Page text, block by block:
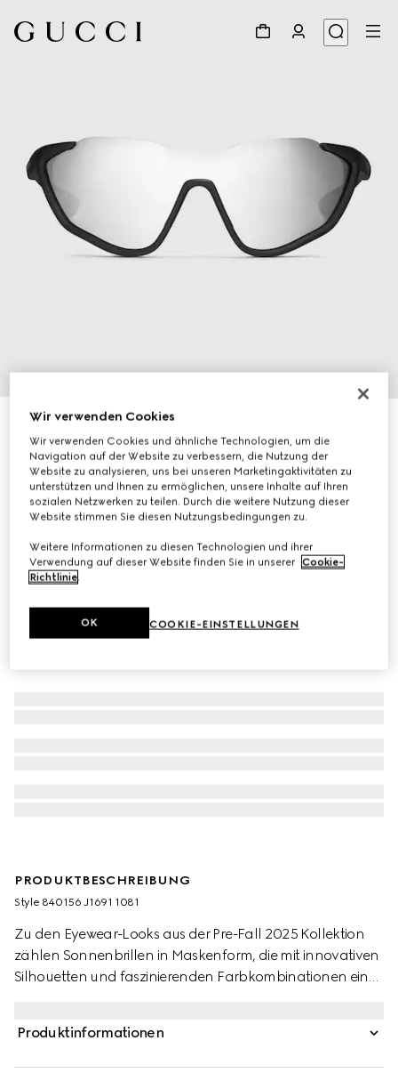
Sonnenbrille in Maskenform
CHF 540
Variantenschwarz
PRODUKTBESCHREIBUNG
Style ‎840156 J1691 1081
Zu den Eyewear-Looks aus der Pre-Fall 2025 Kollektion
zählen Sonnenbrillen in Maskenform, die mit innovativen
Silhouetten und faszinierenden Farbkombinationen ein
einem Gucci Logo und Bügelenden aus Metall versehen.
Produktinformationen
Wir verwenden Cookies
Wir verwenden Cookies und ähnliche Technologien, um die
Navigation auf der Website zu verbessern, die Nutzung der
Website zu analysieren, uns bei unseren Marketingaktivitäten zu
unterstützen und Ihnen zu ermöglichen, unsere Inhalte auf Ihren
sozialen Netzwerken zu teilen. Durch die weitere Nutzung dieser
Website stimmen Sie diesen Nutzungsbedingungen zu.
Weitere Informationen zu diesen Technologien und ihrer
Verwendung auf dieser Website finden Sie in unserer Cookie-
Richtlinie.
COOKIE-EINSTELLUNGEN
OK